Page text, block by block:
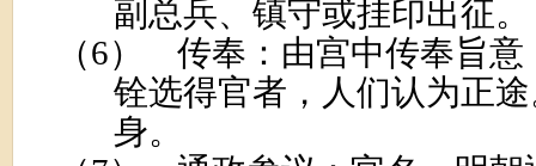
副总兵、镇守或挂印出征。
（6）
传奉：由宫中传奉旨
铨选得官者，人们认为正
身。